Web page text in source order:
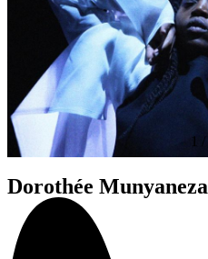
1 /
Dorothée Munyaneza